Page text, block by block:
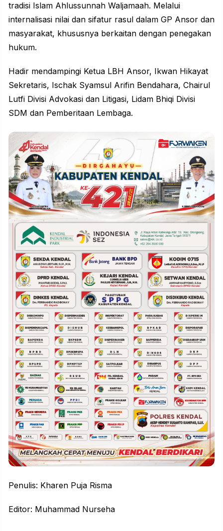
tradisi Islam Ahlussunnah Waljamaah. Melalui
internalisasi nilai dan sifatur rasul dalam GP Ansor dan
masyarakat, khususnya berkaitan dengan penegakan
hukum.
Hadir mendampingi Ketua LBH Ansor, Ikwan Hikayat
Sekretaris, Ischak Syamsul Arifin Bendahara, Chairul
Lutfi Divisi Advokasi dan Litigasi, Lidam Bhiqi Divisi
SDM dan Pemberitaan Lembaga.
Penulis: Kharen Puja Risma
Editor: Muhammad Nurseha